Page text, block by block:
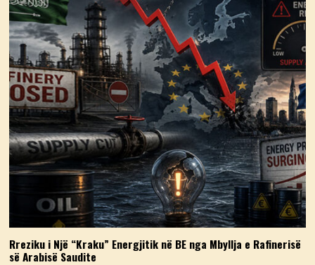
Rreziku i Një “Kraku” Energjitik në BE nga Mbyllja e Rafinerisë
së Arabisë Saudite